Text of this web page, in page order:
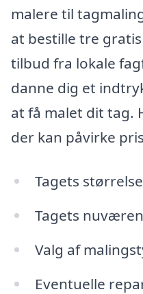
malere til
at bestille tre
tilbud fra lokale
danne dig et
at få malet dit tag.
der kan påvirke
Tagets størrelse
Tagets
Valg af
Eventuelle